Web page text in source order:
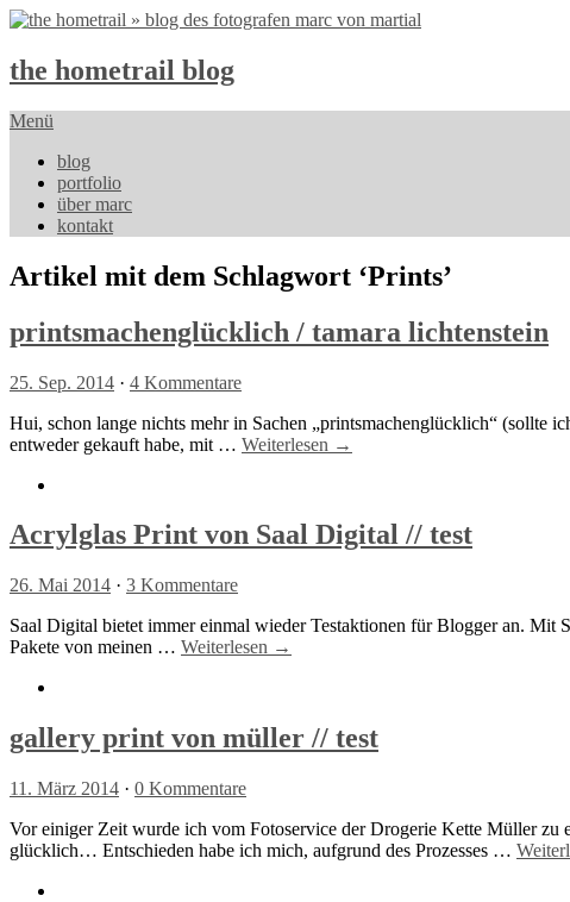
the hometrail blog
Menü
blog
portfolio
über marc
kontakt
Artikel mit dem Schlagwort ‘Prints’
printsmachenglücklich / tamara lichtenstein
25. Sep. 2014 · 4 Kommentare
Hui, schon lange nichts mehr in Sachen „printsmachenglücklich“ (sollte
entweder gekauft habe, mit … Weiterlesen →
Acrylglas Print von Saal Digital // test
26. Mai 2014 · 3 Kommentare
Saal Digital bietet immer einmal wieder Testaktionen für Blogger an. Mit
Pakete von meinen … Weiterlesen →
gallery print von müller // test
11. März 2014 · 0 Kommentare
Vor einiger Zeit wurde ich vom Fotoservice der Drogerie Kette Müller zu
glücklich… Entschieden habe ich mich, aufgrund des Prozesses …